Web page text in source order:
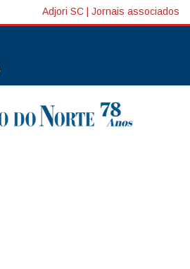
Adjori SC Jornais associados